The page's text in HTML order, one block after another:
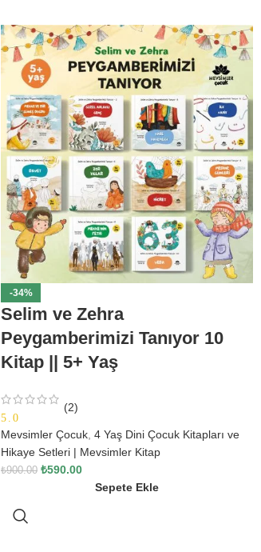
-34%
Selim ve Zehra
Peygamberimizi Tanıyor 10
Kitap || 5+ Yaş
5.0
(2)
Mevsimler Çocuk, 4 Yaş Dini Çocuk Kitapları ve
Hikaye Setleri | Mevsimler Kitap
₺900.00 ₺590.00
Sepete Ekle